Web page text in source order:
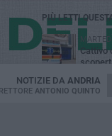
NOTIZIE DA ANDRIA
ANTONIO QUINTO
PIÙ LETTI
Cattivo
SABATO
"3 vite.